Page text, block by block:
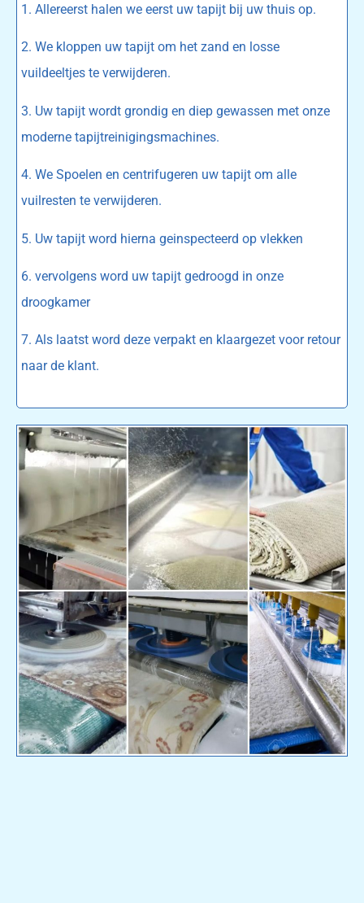
1. Allereerst halen we eerst uw tapijt bij uw thuis op.
2. We kloppen uw tapijt om het zand en losse
vuildeeltjes te verwijderen.
3. Uw tapijt wordt grondig en diep gewassen met onze
moderne tapijtreinigingsmachines.
4. We Spoelen en centrifugeren uw tapijt om alle
vuilresten te verwijderen.
5. Uw tapijt word hierna geinspecteerd op vlekken
6. vervolgens word uw tapijt gedroogd in onze
droogkamer
7. Als laatst word deze verpakt en klaargezet voor retour
naar de klant.